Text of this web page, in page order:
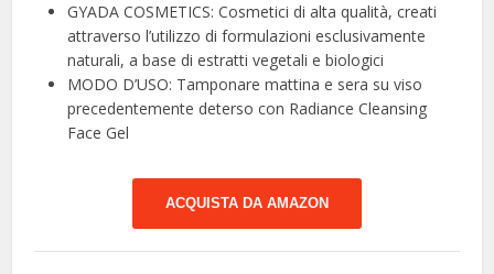
GYADA COSMETICS: Cosmetici di alta qualità, creati
attraverso l’utilizzo di formulazioni esclusivamente
naturali, a base di estratti vegetali e biologici
MODO D’USO: Tamponare mattina e sera su viso
precedentemente deterso con Radiance Cleansing
Face Gel
ACQUISTA DA AMAZON